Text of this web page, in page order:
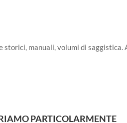
manuali, volumi di
PARTICOLARMENTE